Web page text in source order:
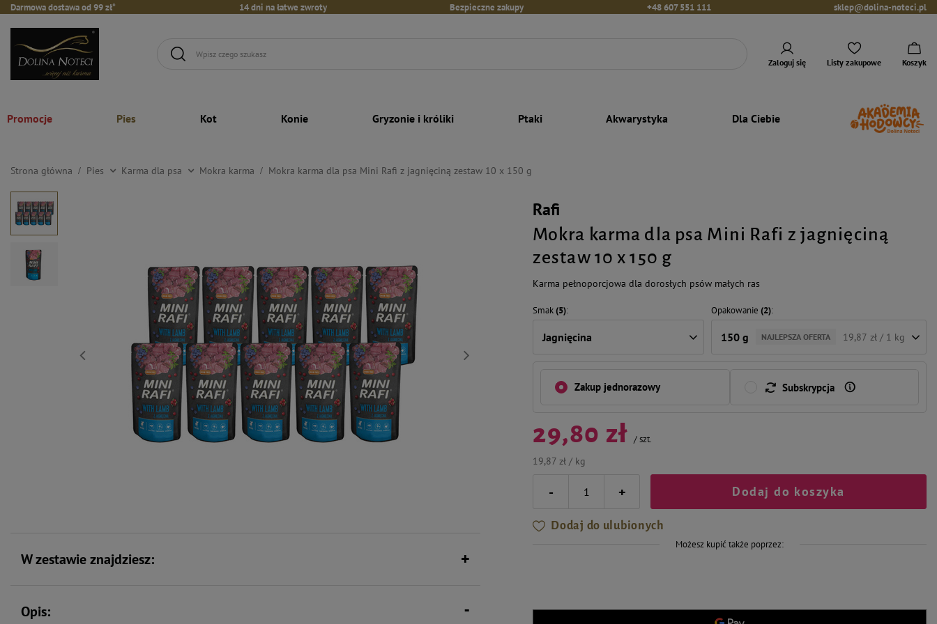
Darmowa dostawa od 99 zł* 14 dni na łatwe zwroty Bezpieczne zakupy +48 607 551 111 sklep@dolina-noteci.pl
Zaloguj się Listy zakupowe Koszyk
Promocje Pies Kot Konie Gryzonie i króliki Ptaki Akwarystyka Dla Ciebie
Strona główna Pies Karma dla psa Mokra karma Mokra karma dla psa Mini Rafi z jagnięciną zestaw 10 x 150 g
Rafi
Mokra karma dla psa Mini Rafi z jagnięciną
zestaw 10 x 150 g
Karma pełnoporcjowa dla dorosłych psów małych ras
Smak(5)
Jagnięcina
Opakowanie (2)
150 g NAJLEPSZA OFERTA 19,87 zł / 1 kg
Zakup jednorazowy Subskrypcja
29,80 zł /szt.
19,87 zł / kg
- + Dodaj do koszyka
Dodaj do ulubionych
Możesz kupić także poprzez:
W zestawie znajdziesz:
Opis: